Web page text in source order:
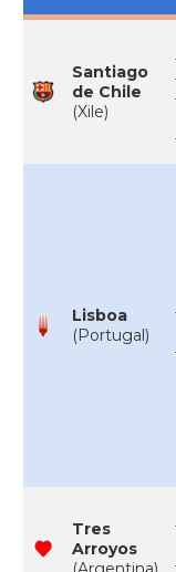
Santiago
de Chile
(Xile)
Lisboa
(Portugal)
Tres
Arroyos